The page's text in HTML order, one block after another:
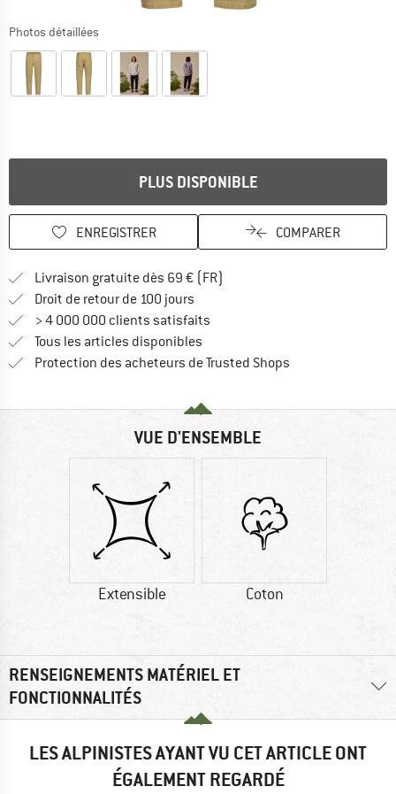
Photos détaillées
PLUS DISPONIBLE
ENREGISTRER COMPARER
Livraison gratuite dès 69 € (FR)
Droit de retour de 100 jours
> 4 000 000 clients satisfaits
Tous les articles disponibles
Protection des acheteurs de Trusted Shops
VUE D'ENSEMBLE
Extensible Coton
RENSEIGNEMENTS MATÉRIEL ET
FONCTIONNALITÉS
LES ALPINISTES AYANT VU CET ARTICLE ONT
ÉGALEMENT REGARDÉ